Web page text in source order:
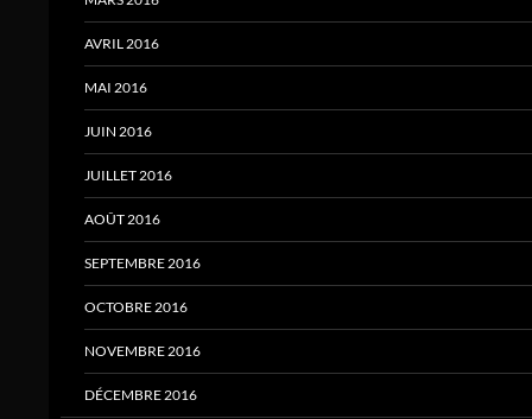
AVRIL 2016
MAI 2016
JUIN 2016
JUILLET 2016
AOÛT 2016
SEPTEMBRE 2016
OCTOBRE 2016
NOVEMBRE 2016
DÉCEMBRE 2016